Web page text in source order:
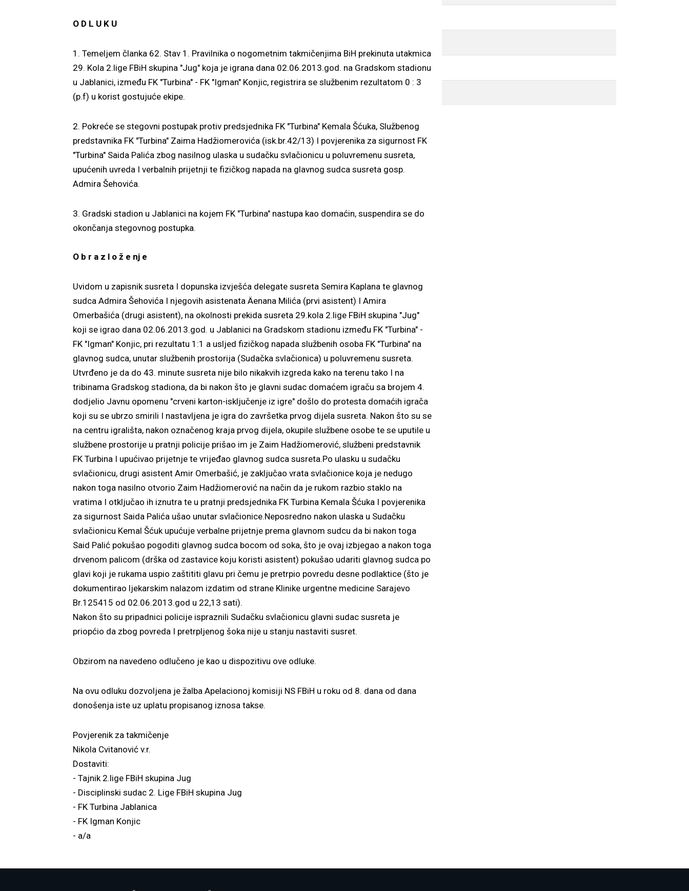
O D L U K U
1. Temeljem članka 62. Stav 1. Pravilnika o nogometnim takmičenjima BiH prekinuta utakmica
29. Kola 2.lige FBiH skupina "Jug" koja je igrana dana 02.06.2013.god. na Gradskom stadionu
u Jablanici, između FK "Turbina" - FK "Igman" Konjic, registrira se službenim rezultatom 0 : 3
(p.f) u korist gostujuće ekipe.
2. Pokreće se stegovni postupak protiv predsjednika FK "Turbina" Kemala Šćuka, Službenog
predstavnika FK "Turbina" Zaima Hadžiomerovića (isk.br.42/13) I povjerenika za sigurnost FK
"Turbina" Saida Palića zbog nasilnog ulaska u sudačku svlačionicu u poluvremenu susreta,
upućenih uvreda I verbalnih prijetnji te fizičkog napada na glavnog sudca susreta gosp.
Admira Šehovića.
3. Gradski stadion u Jablanici na kojem FK "Turbina" nastupa kao domaćin, suspendira se do
okončanja stegovnog postupka.
O b r a z l o ž e nj e
Uvidom u zapisnik susreta I dopunska izvješća delegate susreta Semira Kaplana te glavnog
sudca Admira Šehovića I njegovih asistenata Äenana Milića (prvi asistent) I Amira
Omerbašića (drugi asistent), na okolnosti prekida susreta 29.kola 2.lige FBiH skupina "Jug"
koji se igrao dana 02.06.2013.god. u Jablanici na Gradskom stadionu između FK "Turbina" -
FK "Igman" Konjic, pri rezultatu 1:1 a usljed fizičkog napada službenih osoba FK "Turbina" na
glavnog sudca, unutar službenih prostorija (Sudačka svlačionica) u poluvremenu susreta.
Utvrđeno je da do 43. minute susreta nije bilo nikakvih izgreda kako na terenu tako I na
tribinama Gradskog stadiona, da bi nakon što je glavni sudac domaćem igraču sa brojem 4.
dodjelio Javnu opomenu "crveni karton-isključenje iz igre" došlo do protesta domaćih igrača
koji su se ubrzo smirili I nastavljena je igra do završetka prvog dijela susreta. Nakon što su se
na centru igrališta, nakon označenog kraja prvog dijela, okupile službene osobe te se uputile u
službene prostorije u pratnji policije prišao im je Zaim Hadžiomerović, službeni predstavnik
FK Turbina I upućivao prijetnje te vrijeđao glavnog sudca susreta.Po ulasku u sudačku
svlačionicu, drugi asistent Amir Omerbašić, je zaključao vrata svlačionice koja je nedugo
nakon toga nasilno otvorio Zaim Hadžiomerović na način da je rukom razbio staklo na
vratima I otključao ih iznutra te u pratnji predsjednika FK Turbina Kemala Šćuka I povjerenika
za sigurnost Saida Palića ušao unutar svlačionice.Neposredno nakon ulaska u Sudačku
svlačionicu Kemal Šćuk upućuje verbalne prijetnje prema glavnom sudcu da bi nakon toga
Said Palić pokušao pogoditi glavnog sudca bocom od soka, što je ovaj izbjegao a nakon toga
drvenom palicom (drška od zastavice koju koristi asistent) pokušao udariti glavnog sudca po
glavi koji je rukama uspio zaštititi glavu pri čemu je pretrpio povredu desne podlaktice (što je
dokumentirao ljekarskim nalazom izdatim od strane Klinike urgentne medicine Sarajevo
Br.125415 od 02.06.2013.god u 22,13 sati).
Nakon što su pripadnici policije ispraznili Sudačku svlačionicu glavni sudac susreta je
priopćio da zbog povreda I pretrpljenog šoka nije u stanju nastaviti susret.
Obzirom na navedeno odlučeno je kao u dispozitivu ove odluke.
Na ovu odluku dozvoljena je žalba Apelacionoj komisiji NS FBiH u roku od 8. dana od dana
donošenja iste uz uplatu propisanog iznosa takse.
Povjerenik za takmičenje
Nikola Cvitanović v.r.
Dostaviti:
- Tajnik 2.lige FBiH skupina Jug
- Disciplinski sudac 2. Lige FBiH skupina Jug
- FK Turbina Jablanica
- FK Igman Konjic
- a/a